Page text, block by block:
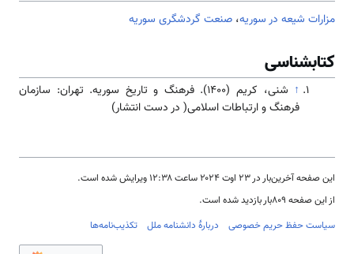
مزارات شیعه در سوریه، صنعت گردشگری سوریه
کتابشناسی
↑
شنی، کریم (۱۴۰۰). فرهنگ و تاریخ سوریه. تهران: سازمان
فرهنگ و ارتباطات اسلامی( در دست انتشار)
این صفحه آخرین‌بار در ‏۲۳ اوت ۲۰۲۴ ساعت ‏۱۲:۳۸ ویرایش شده است.
از این صفحه ۸۰۹بار بازدید شده است.
سیاست حفظ حریم خصوصی
دربارهٔ دانشنامه ملل تکذیب‌نامه‌ها